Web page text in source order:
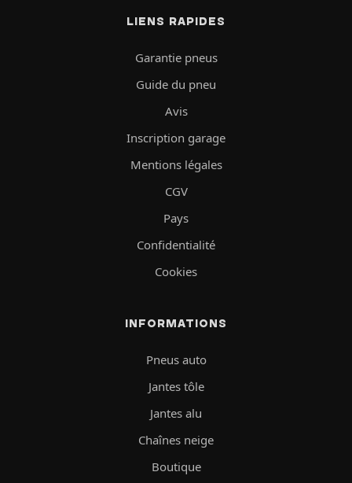
LIENS RAPIDES
Garantie pneus
Guide du pneu
Avis
Inscription garage
Mentions légales
CGV
Pays
Confidentialité
Cookies
INFORMATIONS
Pneus auto
Jantes tôle
Jantes alu
Chaînes neige
Boutique